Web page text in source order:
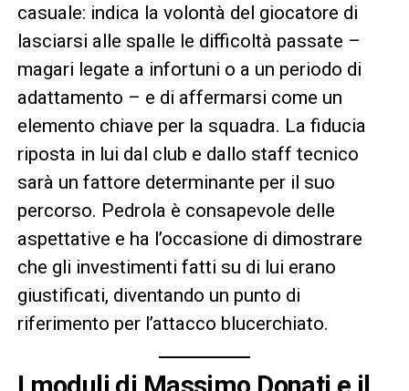
casuale: indica la volontà del giocatore di
lasciarsi alle spalle le difficoltà passate –
magari legate a infortuni o a un periodo di
adattamento – e di affermarsi come un
elemento chiave per la squadra. La fiducia
riposta in lui dal club e dallo staff tecnico
sarà un fattore determinante per il suo
percorso. Pedrola è consapevole delle
aspettative e ha l’occasione di dimostrare
che gli investimenti fatti su di lui erano
giustificati, diventando un punto di
riferimento per l’attacco blucerchiato.